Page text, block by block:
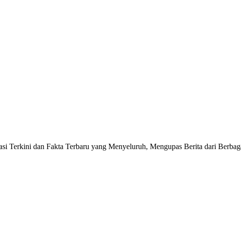
Terkini dan Fakta Terbaru yang Menyeluruh, Mengupas Berita dari